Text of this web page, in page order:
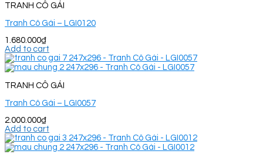
TRANH CÔ GÁI
Tranh Cô Gái – LGI0120
1.680.000₫
Add to cart
TRANH CÔ GÁI
Tranh Cô Gái – LGI0057
2.000.000₫
Add to cart